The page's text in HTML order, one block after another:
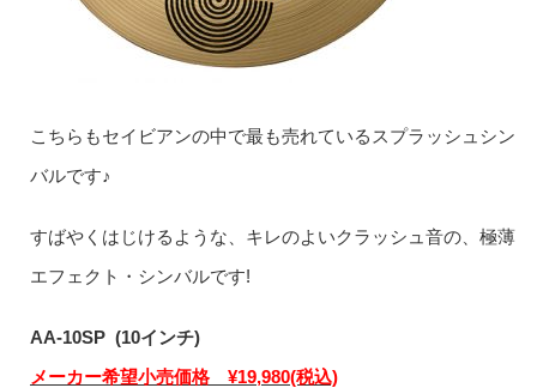
こちらもセイビアンの中で最も売れているスプラッシュシン
バルです♪
すばやくはじけるような、キレのよいクラッシュ音の、極薄
エフェクト・シンバルです!
AA-10SP (10インチ)
メーカー希望小売価格 ¥19,980(税込)